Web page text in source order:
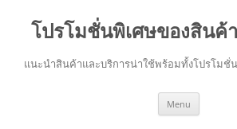
โปรโมชั่นพิเศษของสินค้
แนะนำสินค้าและบริการน่าใช้พร้อมทั้งโปรโมชั่น
Menu